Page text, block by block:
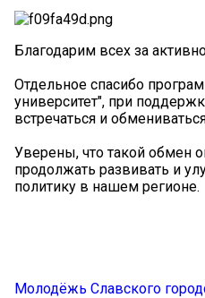
Благодарим всех за
Отдельное спасибо
университет", при
встречаться и
Уверены, что такой обмен
продолжать развивать и
политику в нашем регионе.
Молодёжь Славского